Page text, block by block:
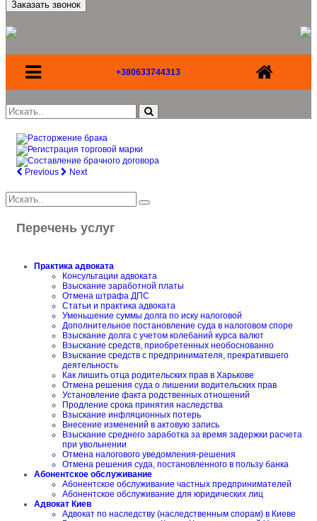
+380633744313
Previous Next
Перечень услуг
Практика адвоката
Консультации адвоката
Взыскание заработной платы
Отмена штрафа ДПС
Статьи и практика адвоката
Уменьшение суммы долга по иску налоговой
Дополнительное постановление суда в налоговом споре
Взыскание долга с учетом колебаний курса валют
Взыскание средств, приобретенных необоснованно
Взыскание средств с предпринимателя, прекратившего
деятельность
Как лишить отца родительских прав в Харькове
Отмена решения суда о лишении водительских прав
Установление факта родственных отношений
Продление срока принятия наследства
Взыскание инфляционных потерь
Внесение изменений в актовую запись
Взыскание среднего заработка за время задержки расчета
при увольнении
Отмена налогового уведомления-решения
Отмена решения суда, постановленного в пользу банка
Абонентское обслуживание
Абонентское обслуживание частных предпринимателей
Абонентское обслуживание для юридических лиц
Адвокат Киев
Адвокат по наследству (наследственным спорам) в Киеве